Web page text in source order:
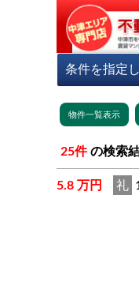
25件 の検索
5.8 万円 礼